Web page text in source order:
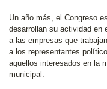
Un año más, el Congreso
desarrollan su actividad en
a las empresas que
a los representantes
aquellos interesados en la
municipal.